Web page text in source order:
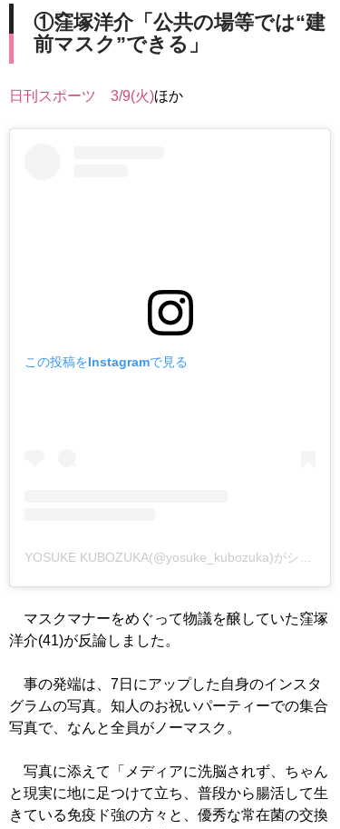
①窪塚洋介「公共の場等では“建
前マスク”できる」
日刊スポーツ 3/9(火)ほか
この投稿をInstagramで見る
YOSUKE KUBOZUKA(@yosuke_kubozuka)がシェアした投稿
マスクマナーをめぐって物議を醸していた窪塚
洋介(41)が反論しました。
事の発端は、7日にアップした自身のインスタ
グラムの写真。知人のお祝いパーティーでの集合
写真で、なんと全員がノーマスク。
写真に添えて「メディアに洗脳されず、ちゃん
と現実に地に足つけて立ち、普段から腸活して生
きている免疫ド強の方々と、優秀な常在菌の交換